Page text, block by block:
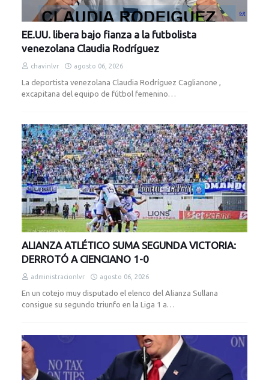
EE.UU. libera bajo fianza a la futbolista
venezolana Claudia Rodríguez
chavinlvr agosto 06, 2026
La deportista venezolana Claudia Rodríguez Caglianone ,
excapitana del equipo de fútbol femenino…
ALIANZA ATLÉTICO SUMA SEGUNDA VICTORIA:
DERROTÓ A CIENCIANO 1-0
administracionlvr agosto 06, 2026
En un cotejo muy disputado el elenco del Alianza Sullana
consigue su segundo triunfo en la Liga 1 a…